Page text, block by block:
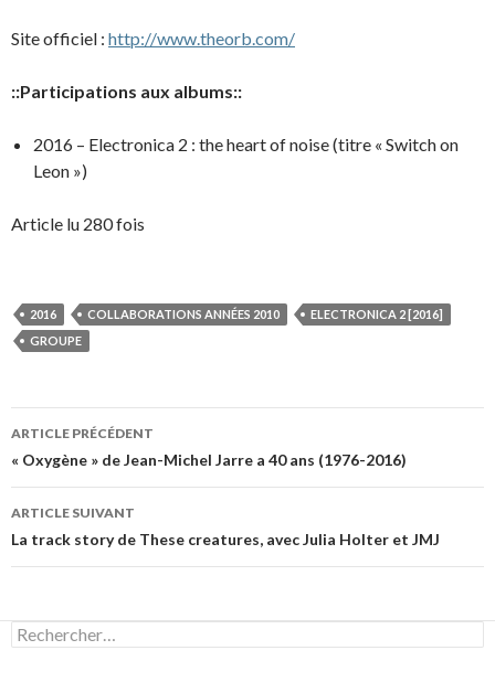
Site officiel : http://www.theorb.com/
::Participations aux albums::
2016 – Electronica 2 : the heart of noise (titre « Switch on
Leon »)
Article lu 280 fois
2016 COLLABORATIONS ANNÉES 2010
ELECTRONICA 2 [2016]
GROUPE
Navigation
des
articles
ARTICLE PRÉCÉDENT
« Oxygène » de Jean-Michel Jarre a 40 ans (1976-2016)
ARTICLE SUIVANT
La track story de These creatures, avec Julia Holter et JMJ
Rechercher :